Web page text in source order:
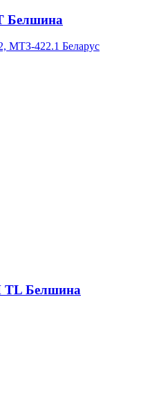
Белшина
МТЗ-422.1 Беларус
TL Белшина